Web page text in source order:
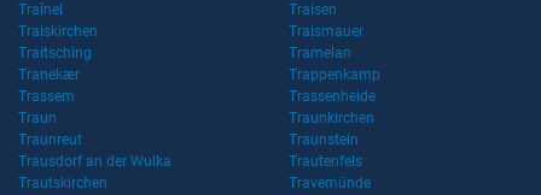
Traînel
Traisen
Traiskirchen
Traismauer
Traitsching
Tramelan
Tranekær
Trappenkamp
Trassem
Trassenheide
Traun
Traunkirchen
Traunreut
Traunstein
Trausdorf an der Wulka
Trautenfels
Trautskirchen
Travemünde